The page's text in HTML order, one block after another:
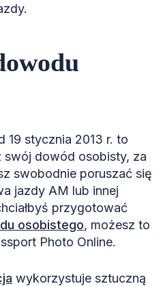
19 stycznia 2013 r. to
swój dowód osobisty, za
swobodnie poruszać się
jazdy AM lub innej
przygotować
osobistego, możesz to
Photo Online.
wykorzystuje sztuczną